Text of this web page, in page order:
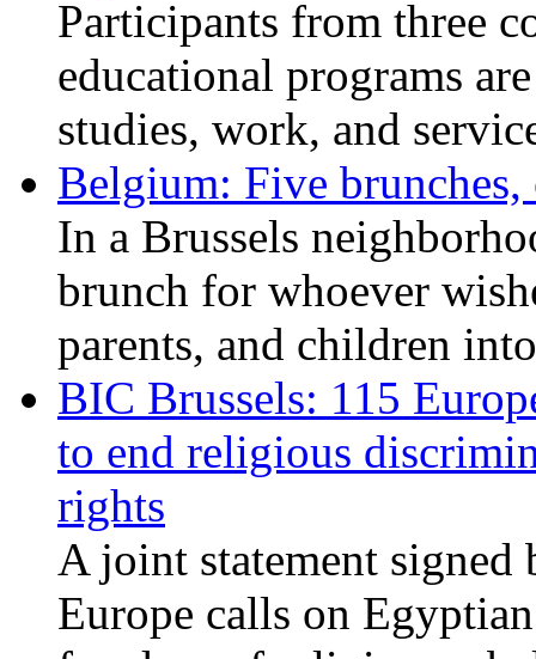
Participants from three
educational programs
studies, work, and
Belgium: Five
In a Brussels
brunch for whoever
parents, and children
BIC Brussels: 115
to end religious
rights
A joint statement signed
Europe calls on